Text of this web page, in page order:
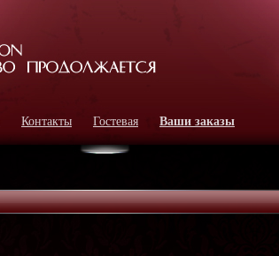
Контакты Гостевая Ваши заказы